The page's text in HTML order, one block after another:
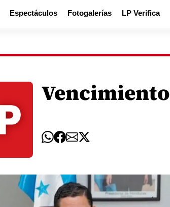
Espectáculos Fotogalerías LP Verifica
Vencimiento